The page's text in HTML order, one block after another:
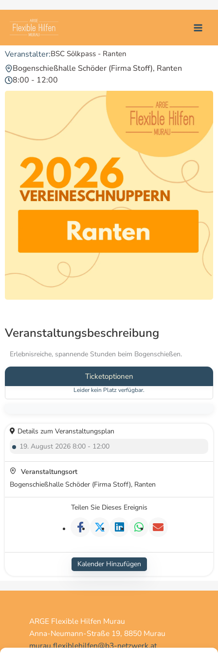
InhaltBSC Sölkpass – Ranten
BSC Sölkpass - Ranten
Bogenschießhalle Schöder (Firma Stoff), Ranten
8:00 - 12:00
Veranstaltungsbeschreibung
Erlebnisreiche, spannende Stunden beim Bogenschießen.
Ticketoptionen
Leider kein Platz verfügbar.
Details zum Veranstaltungsplan
19. August 2026 8:00 - 12:00
Veranstaltungsort
Bogenschießhalle Schöder (Firma Stoff), Ranten
Teilen Sie Dieses Ereignis
Kalender Hinzufügen
ARGE Flexible Hilfen Murau
Anna-Neumann-Straße 19, 8850 Murau
murau.flexiblehilfen@b3-netzwerk.at